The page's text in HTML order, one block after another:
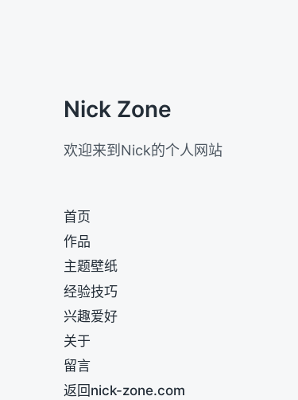
Nick Zone
欢迎来到Nick的个人网站
首页
作品
主题壁纸
经验技巧
兴趣爱好
关于
留言
返回nick-zone.com